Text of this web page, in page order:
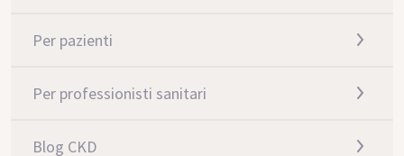
Per pazienti
Per professionisti sanitari
Blog CKD